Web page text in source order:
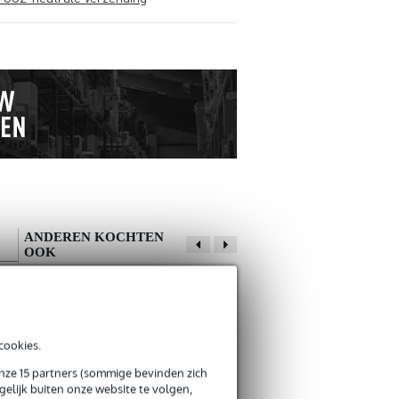
15 partners (sommige bevinden zich
buiten onze website te volgen,
Je naam
Er zijn nog geen reviews voor dit product.
ANDEREN KOCHTEN
OOK
Devine MIC100/10
XLR microfoon- en